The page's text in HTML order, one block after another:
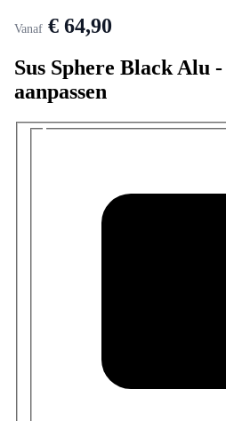
Vanaf € 64,90
Sus Sphere Black Alu
aanpassen